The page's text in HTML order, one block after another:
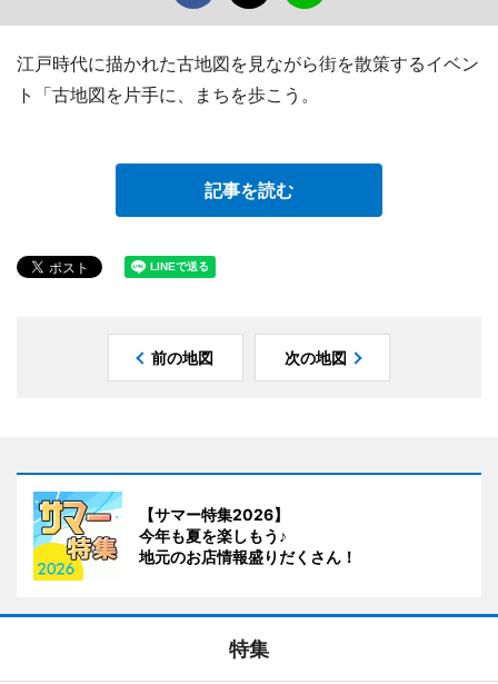
江戸時代に描かれた古地図を見ながら街を散策するイベン
ト「古地図を片手に、まちを歩こう。
記事を読む
前の地図 次の地図
【サマー特集2026】
今年も夏を楽しもう♪
地元のお店情報盛りだくさん！
特集